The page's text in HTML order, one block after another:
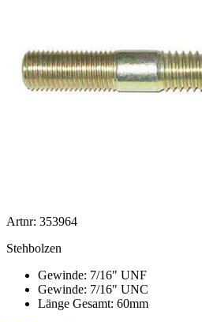
Artnr: 353964
Stehbolzen
Gewinde: 7/16" UNF
Gewinde: 7/16" UNC
Länge Gesamt: 60mm